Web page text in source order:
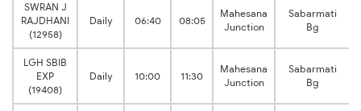
SWRAN J
RAJDHANI
(12958)
Daily 06:40 08:05
Mahesana
Junction
Sabarmati
Bg
LGH SBIB
EXP
(19408)
Daily 10:00 11:30
Mahesana
Junction
Sabarmati
Bg